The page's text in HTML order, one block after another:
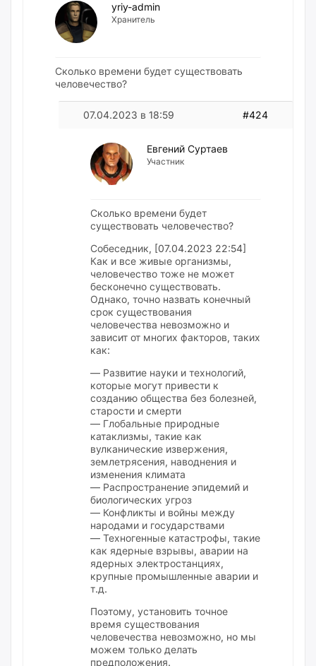
yriy-admin
Хранитель
Сколько времени будет существовать
человечество?
07.04.2023 в 18:59 #424
Евгений Суртаев
Участник
Сколько времени будет
существовать человечество?
Собеседник, [07.04.2023 22:54]
Как и все живые организмы,
человечество тоже не может
бесконечно существовать.
Однако, точно назвать конечный
срок существования
человечества невозможно и
зависит от многих факторов, таких
как:
— Развитие науки и технологий,
которые могут привести к
созданию общества без болезней,
старости и смерти
— Глобальные природные
катаклизмы, такие как
вулканические извержения,
землетрясения, наводнения и
изменения климата
— Распространение эпидемий и
биологических угроз
— Конфликты и войны между
народами и государствами
— Техногенные катастрофы, такие
как ядерные взрывы, аварии на
ядерных электростанциях,
крупные промышленные аварии и
т.д.
Поэтому, установить точное
время существования
человечества невозможно, но мы
можем только делать
предположения.